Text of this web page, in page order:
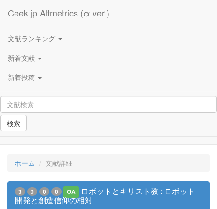
Ceek.jp Altmetrics (α ver.)
文献ランキング
新着文献
新着投稿
検索
ホーム 文献詳細
3 0 0 0 OA
ロボットとキリスト教 : ロボット
開発と創造信仰の相対